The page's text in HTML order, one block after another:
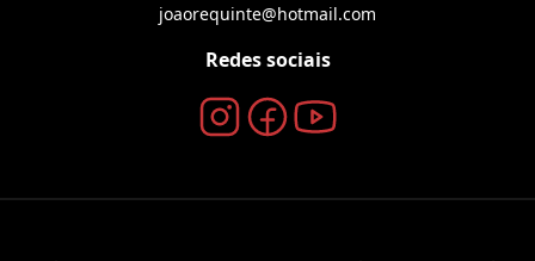
joaorequinte@hotmail.com
Redes sociais